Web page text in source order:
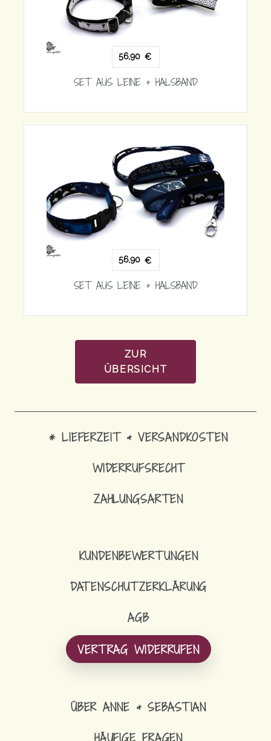
56,90 €
SET AUS LEINE + HALSBAND
56,90 €
SET AUS LEINE + HALSBAND
ZUR
ÜBERSICHT
* LIEFERZEIT & VERSANDKOSTEN
WIDERRUFSRECHT
ZAHLUNGSARTEN
KUNDENBEWERTUNGEN
DATENSCHUTZERKLÄRUNG
AGB
VERTRAG WIDERRUFEN
ÜBER ANNE & SEBASTIAN